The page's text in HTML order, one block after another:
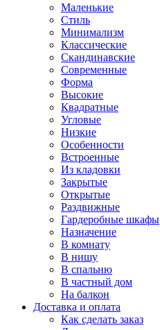
Маленькие
Стиль
Минимализм
Классические
Скандинавские
Современные
Форма
Высокие
Квадратные
Угловые
Низкие
Особенности
Встроенные
Из кладовки
Закрытые
Открытые
Раздвижные
Гардеробные шкафы
Назначение
В комнату
В нишу
В спальню
В частный дом
На балкон
Доставка и оплата
Как сделать заказ